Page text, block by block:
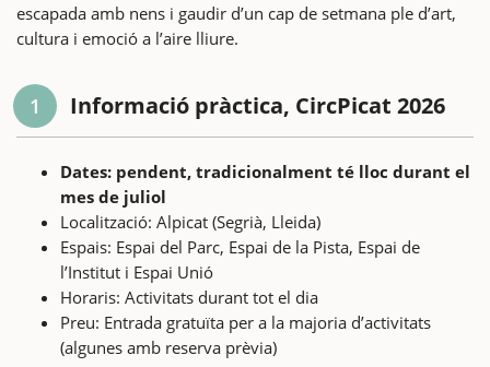
escapada amb nens i gaudir d’un cap de setmana ple d’art,
cultura i emoció a l’aire lliure.
1 Informació pràctica, CircPicat 2026
Dates: pendent, tradicionalment té lloc durant el
mes de juliol
Localització: Alpicat (Segrià, Lleida)
Espais: Espai del Parc, Espai de la Pista, Espai de
l’Institut i Espai Unió
Horaris: Activitats durant tot el dia
Preu: Entrada gratuïta per a la majoria d’activitats
(algunes amb reserva prèvia)